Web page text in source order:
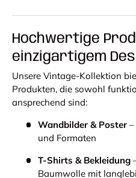
Hochwertige
einzigartigem
Unsere Vintage-Kollektion
Produkten, die sowohl
ansprechend sind:
Wandbilder & Poster–
und Formaten
T-Shirts & Bekleidung
Baumwolle mit